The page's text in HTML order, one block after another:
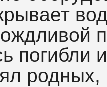
погибли
родных,